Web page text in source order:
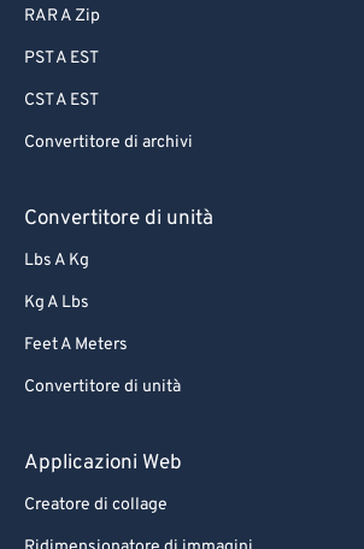
RAR A Zip
PST A EST
CST A EST
Convertitore di archivi
Convertitore di unità
Lbs A Kg
Kg A Lbs
Feet A Meters
Convertitore di unità
Applicazioni Web
Creatore di collage